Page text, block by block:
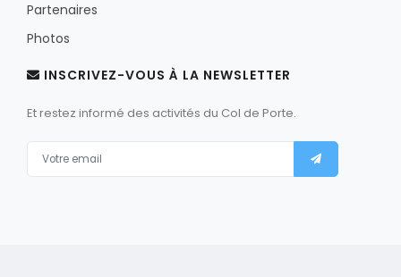
Partenaires
Photos
INSCRIVEZ-VOUS À LA NEWSLETTER
Et restez informé des activités du Col de Porte.